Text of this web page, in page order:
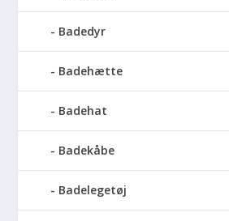
Badedyr
Badehætte
Badehat
Badekåbe
Badelegetøj